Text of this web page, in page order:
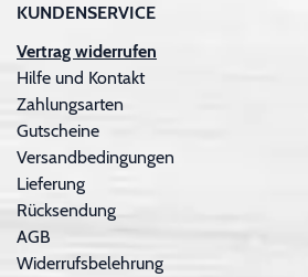
KUNDENSERVICE
Vertrag widerrufen
Hilfe und Kontakt
Zahlungsarten
Gutscheine
Versandbedingungen
Lieferung
Rücksendung
AGB
Widerrufsbelehrung